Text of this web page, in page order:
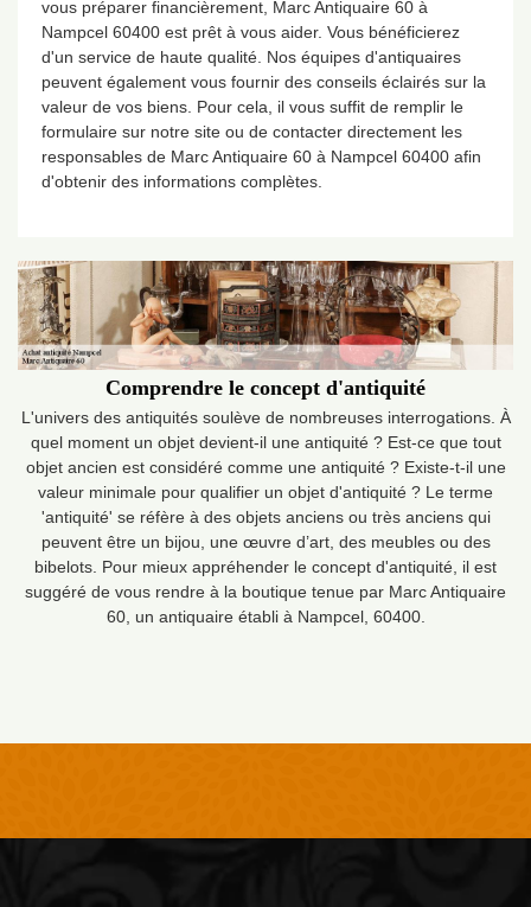
vous préparer financièrement, Marc Antiquaire 60 à
Nampcel 60400 est prêt à vous aider. Vous bénéficierez
d'un service de haute qualité. Nos équipes d'antiquaires
peuvent également vous fournir des conseils éclairés sur la
valeur de vos biens. Pour cela, il vous suffit de remplir le
formulaire sur notre site ou de contacter directement les
responsables de Marc Antiquaire 60 à Nampcel 60400 afin
d'obtenir des informations complètes.
Comprendre le concept d'antiquité
L'univers des antiquités soulève de nombreuses interrogations. À
quel moment un objet devient-il une antiquité ? Est-ce que tout
objet ancien est considéré comme une antiquité ? Existe-t-il une
valeur minimale pour qualifier un objet d'antiquité ? Le terme
'antiquité' se réfère à des objets anciens ou très anciens qui
peuvent être un bijou, une œuvre d’art, des meubles ou des
bibelots. Pour mieux appréhender le concept d'antiquité, il est
suggéré de vous rendre à la boutique tenue par Marc Antiquaire
60, un antiquaire établi à Nampcel, 60400.